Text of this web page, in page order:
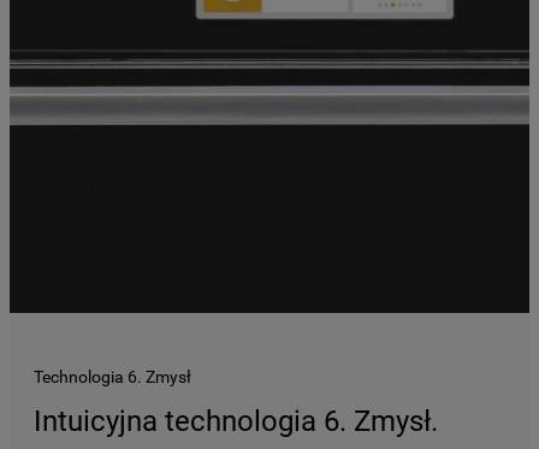
Technologia 6. Zmysł
Intuicyjna technologia 6. Zmysł.
podmiotom trzecim w wyżej wymienionych
Klikając„USTAWIENIA PLIKÓW COOKIES",
mogą Państwo samodzielnie zarządzać